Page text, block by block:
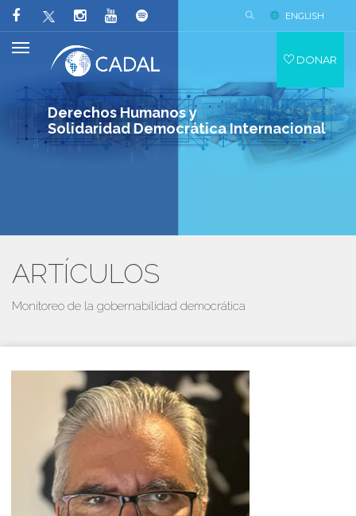
Derechos Humanos y
Solidaridad Democrática Internacional
ENGLISH
DONAR
ARTÍCULOS
Monitoreo de la gobernabilidad democrática